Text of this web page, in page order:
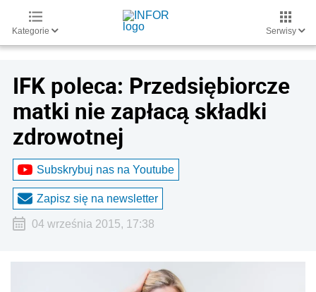
Kategorie Serwisy
IFK poleca: Przedsiębiorcze
matki nie zapłacą składki
zdrowotnej
Subskrybuj nas na Youtube
Zapisz się na newsletter
04 września 2015, 17:38